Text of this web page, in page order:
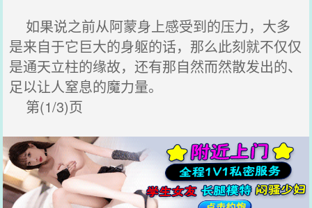
如果说之前从阿蒙身上感受到的压力，大多
是来自于它巨大的身躯的话，那么此刻就不仅仅
是通天立柱的缘故，还有那自然而然散发出的、
足以让人窒息的魔力量。
第(1/3)页